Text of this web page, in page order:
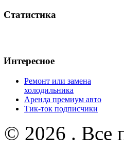
Статистика
Интересное
Ремонт или замена
холодильника
Аренда премиум авто
Тик-ток подписчики
© 2026 . Все